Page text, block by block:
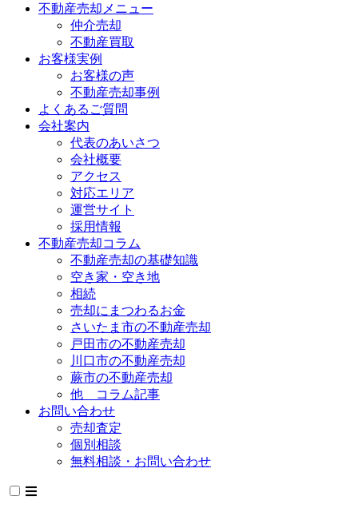
不動産売却メニュー
仲介売却
不動産買取
お客様実例
お客様の声
不動産売却事例
よくあるご質問
会社案内
代表のあいさつ
会社概要
アクセス
対応エリア
運営サイト
採用情報
不動産売却コラム
不動産売却の基礎知識
空き家・空き地
相続
売却にまつわるお金
さいたま市の不動産売却
戸田市の不動産売却
川口市の不動産売却
蕨市の不動産売却
他 コラム記事
お問い合わせ
売却査定
個別相談
無料相談・お問い合わせ